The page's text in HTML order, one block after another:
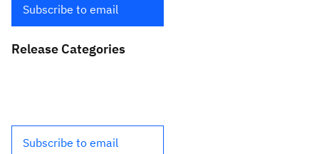
Subscribe to email
Release Categories
Subscribe to email